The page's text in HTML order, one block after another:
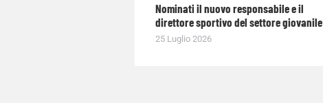
Nominati il nuovo responsabile e il
direttore sportivo del settore giovanile
25 Luglio 2026